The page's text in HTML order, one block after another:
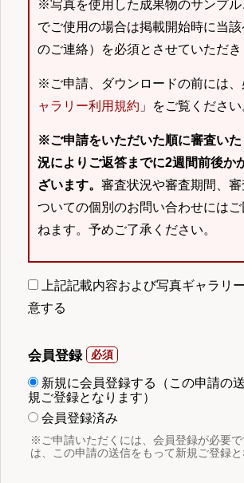
※写真を使用した成果物のサンプ
でご使用の場合は掲載開始時に当
のご連絡）を必須とさせていただき
※ご申請、ダウンロードの前には、
ャラリー利用規約 」をご覧ください
※ご申請をいただいた順に審査い
況によりご返答までに2週間前後か
ざいます。 審査状況や審査期間、
ついての個別のお問い合わせには
ねます。予めご了承ください。
上記記載内容および写真ギャラリ
意する
会員登録
新規に会員登録する（この申請の
規ご登録となります）
会員登録済み
※ご申請いただくには、会員登録が必要
は、この申請の送信をもって新規ご登録と